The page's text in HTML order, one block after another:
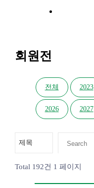
회원전
전체 2023
2026 2027
Total 192건 1 페이지